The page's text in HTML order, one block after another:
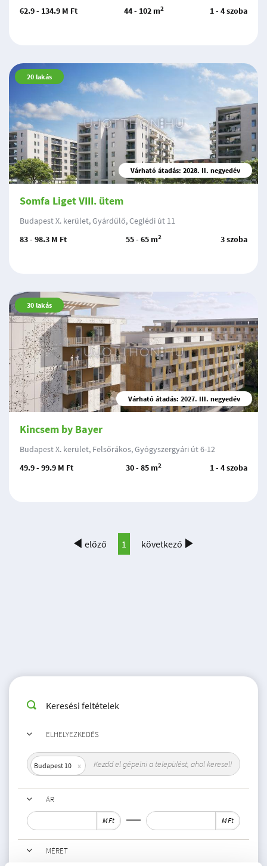
62.9 - 134.9 M Ft
44 - 102 m2 1 - 4 szoba
20 lakás
Várható átadás: 2028. II. negyedév
Somfa Liget VIII. ütem
Budapest X. kerület, Gyárdűlő, Ceglédi út 11
83 - 98.3 M Ft
55 - 65 m2 3 szoba
30 lakás
Várható átadás: 2027. III. negyedév
Kincsem by Bayer
Budapest X. kerület, Felsőrákos, Gyógyszergyári út 6-12
49.9 - 99.9 M Ft
30 - 85 m2 1 - 4 szoba
előző 1 következő
Keresési feltételek
ELHELYEZKEDÉS
Budapest 10
ÁR
M Ft M Ft
MÉRET